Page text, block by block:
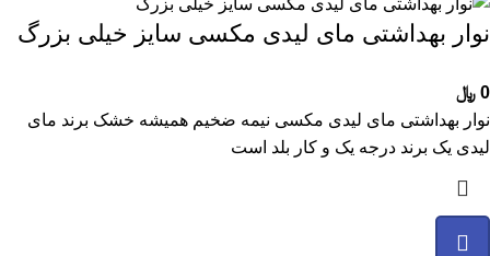
نوار بهداشتی مای‌ لیدی مکسی سایز خیلی بزرگ
0 ﷼
نوار بهداشتی مای لیدی مکسی نیمه ضخیم همیشه خشک برند مای
لیدی یک برند درجه یک و کار بلد است